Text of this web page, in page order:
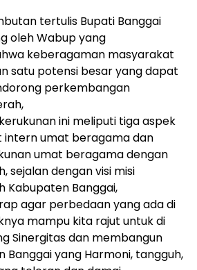
tertulis Bupati Banggai
oleh Wabup yang
keberagaman masyarakat
satu potensi besar yang dapat
perkembangan
ini meliputi tiga aspek
intern umat beragama dan
umat beragama dengan
sejalan dengan visi misi
Kabupaten Banggai,
agar perbedaan yang ada di
mampu kita rajut untuk di
Sinergitas dan membangun
Banggai yang Harmoni, tangguh,